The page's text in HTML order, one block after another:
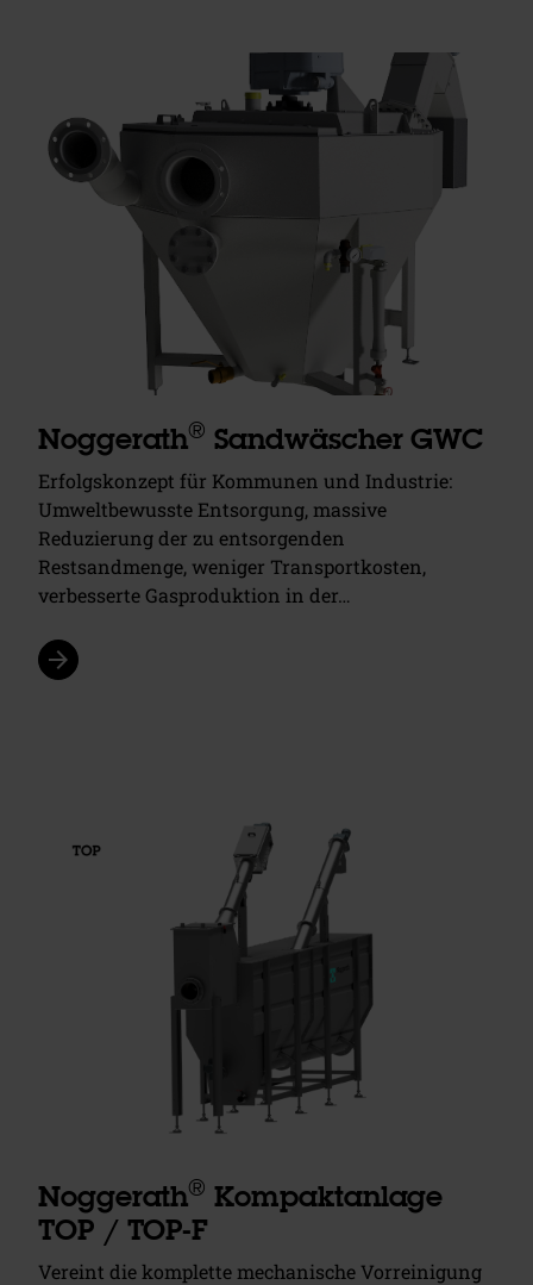
Noggerath® Sandwäscher GWC
Erfolgskonzept für Kommunen und Industrie:
Umweltbewusste Entsorgung, massive
Reduzierung der zu entsorgenden
Restsandmenge, weniger Transportkosten,
verbesserte Gasproduktion in der…
arrow_forward
Noggerath® Kompaktanlage
TOP / TOP-F
Vereint die komplette mechanische Vorreinigung